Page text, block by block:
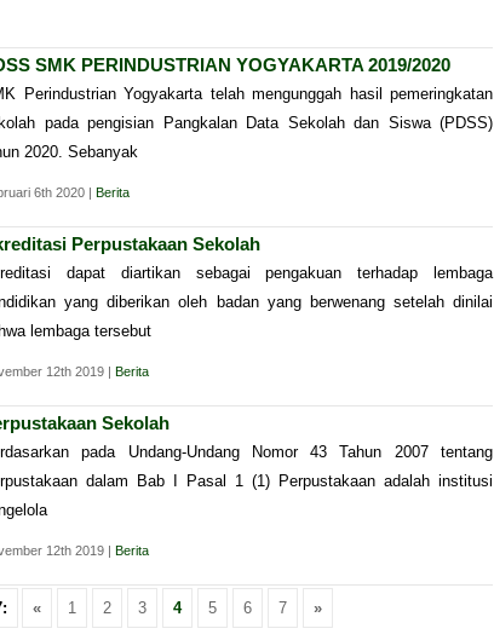
SMK PERINDUSTRIAN YOGYAKARTA 2019/2020
Perindustrian Yogyakarta telah mengunggah hasil pemeringkatan
pada pengisian Pangkalan Data Sekolah dan Siswa (PDSS)
2020. Sebanyak
6th 2020 | Berita
Perpustakaan Sekolah
dapat diartikan sebagai pengakuan terhadap lembaga
yang diberikan oleh badan yang berwenang setelah dinilai
lembaga tersebut
12th 2019 | Berita
Sekolah
pada Undang-Undang Nomor 43 Tahun 2007 tentang
dalam Bab I Pasal 1 (1) Perpustakaan adalah institusi
12th 2019 | Berita
« 1 2 3 4 5 6 7 »